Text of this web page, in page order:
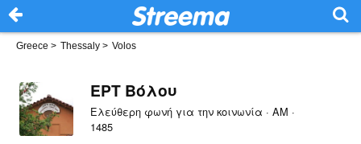
Greece > Thessaly > Volos
ΕΡΤ Βόλου
Ελεύθερη φωνή για την κοινωνία · AM ·
1485